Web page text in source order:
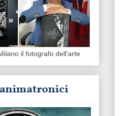
il fotografo dell'arte